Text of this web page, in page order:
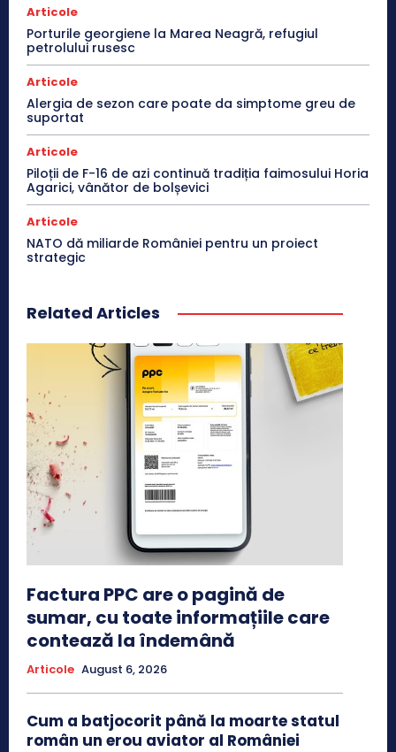
Articole
Porturile georgiene la Marea Neagră, refugiul
petrolului rusesc
Articole
Alergia de sezon care poate da simptome greu de
suportat
Articole
Piloții de F-16 de azi continuă tradiția faimosului Horia
Agarici, vânător de bolșevici
Articole
NATO dă miliarde României pentru un proiect
strategic
Related Articles
Factura PPC are o pagină de
sumar, cu toate informațiile care
contează la îndemână
Articole August 6, 2026
Cum a batjocorit până la moarte statul
român un erou aviator al României